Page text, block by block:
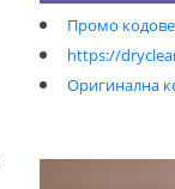
Промо
https://
Оригинална